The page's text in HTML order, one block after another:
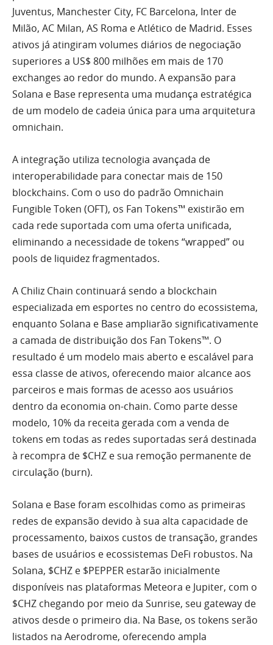
Juventus, Manchester City, FC Barcelona, Inter de
Milão, AC Milan, AS Roma e Atlético de Madrid. Esses
ativos já atingiram volumes diários de negociação
superiores a US$ 800 milhões em mais de 170
exchanges ao redor do mundo. A expansão para
Solana e Base representa uma mudança estratégica
de um modelo de cadeia única para uma arquitetura
omnichain.
A integração utiliza tecnologia avançada de
interoperabilidade para conectar mais de 150
blockchains. Com o uso do padrão Omnichain
Fungible Token (OFT), os Fan Tokens™ existirão em
cada rede suportada com uma oferta unificada,
eliminando a necessidade de tokens “wrapped” ou
pools de liquidez fragmentados.
A Chiliz Chain continuará sendo a blockchain
especializada em esportes no centro do ecossistema,
enquanto Solana e Base ampliarão significativamente
a camada de distribuição dos Fan Tokens™. O
resultado é um modelo mais aberto e escalável para
essa classe de ativos, oferecendo maior alcance aos
parceiros e mais formas de acesso aos usuários
dentro da economia on-chain. Como parte desse
modelo, 10% da receita gerada com a venda de
tokens em todas as redes suportadas será destinada
à recompra de $CHZ e sua remoção permanente de
circulação (burn).
Solana e Base foram escolhidas como as primeiras
redes de expansão devido à sua alta capacidade de
processamento, baixos custos de transação, grandes
bases de usuários e ecossistemas DeFi robustos. Na
Solana, $CHZ e $PEPPER estarão inicialmente
disponíveis nas plataformas Meteora e Jupiter, com o
$CHZ chegando por meio da Sunrise, seu gateway de
ativos desde o primeiro dia. Na Base, os tokens serão
listados na Aerodrome, oferecendo ampla